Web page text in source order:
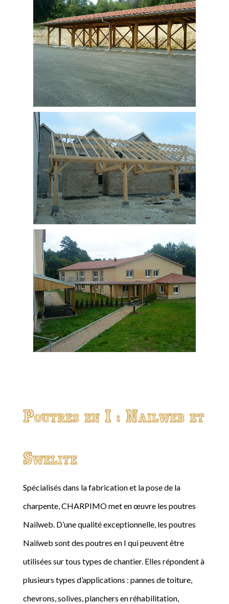
Poutres en I : Nailweb et
Swelite
Spécialisés dans la fabrication et la pose de la
charpente, CHARPIMO met en œuvre les poutres
Nailweb. D’une qualité exceptionnelle, les poutres
Nailweb sont des poutres en I qui peuvent être
utilisées sur tous types de chantier. Elles répondent à
plusieurs types d’applications : pannes de toiture,
chevrons, solives, planchers en réhabilitation,